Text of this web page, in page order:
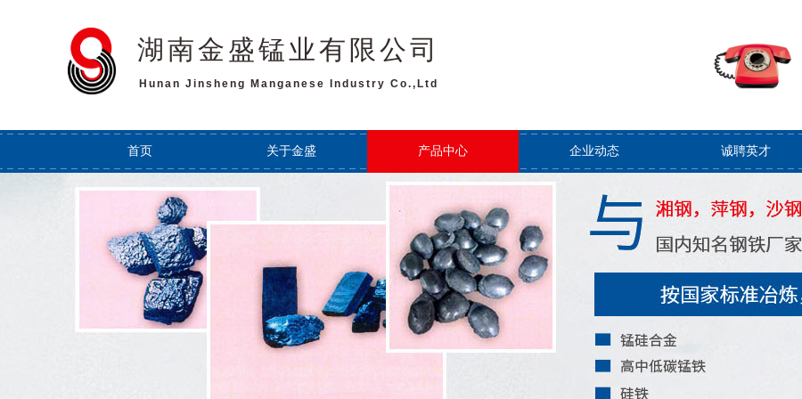
湖南金盛锰业有限公司
Hunan Jinsheng Manganese Industry Co.,Ltd
首页 关于金盛 产品中心 企业动态 诚聘英才